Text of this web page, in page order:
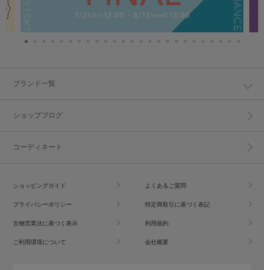
ブランド一覧
ショップブログ
コーディネート
ショッピングガイド よくあるご質問
プライバシーポリシー 特定商取引に基づく表記
古物営業法に基づく表示 利用規約
ご利用環境について 会社概要